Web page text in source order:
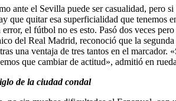
ante el Sevilla puede ser casualidad, pero
quitar esa superficialidad que tenemos
el fútbol no es esto. Pasó dos veces
del Real Madrid, reconoció que la
una ventaja de tres tantos en el marcador.
que cambiar de actitud», admitió en
de la ciudad condal